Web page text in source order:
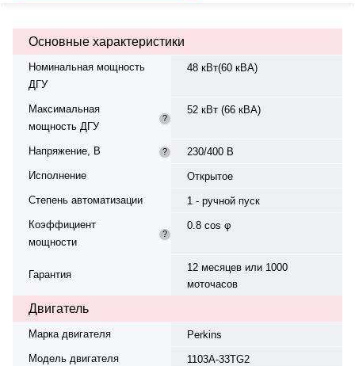
вращения — 1500 об/мин.
Генератор синхронный, 3-фазный,
H. Расход топлива: 13.9 л/ч при
100% нагрузке, 10.4 л/ч при 75%.
400, степень защиты IP 23.
Время автономной работы при
950 кг, габариты: 1850×1265×1420
мм. Производство: Россия,
моточасов.
Основные характеристики
Номинальная мощность
ДГУ
48 кВт(60 кВА)
Максимальная
мощность ДГУ
?
52 кВт (66 кВА)
Напряжение, В ?
230/400 В
Исполнение
Открытое
Степень автоматизации
1 - ручной пуск
Коэффициент
мощности
?
0.8 cos φ
Гарантия
12 месяцев или 1000
моточасов
Двигатель
Марка двигателя
Perkins
Модель двигателя
1103A-33TG2